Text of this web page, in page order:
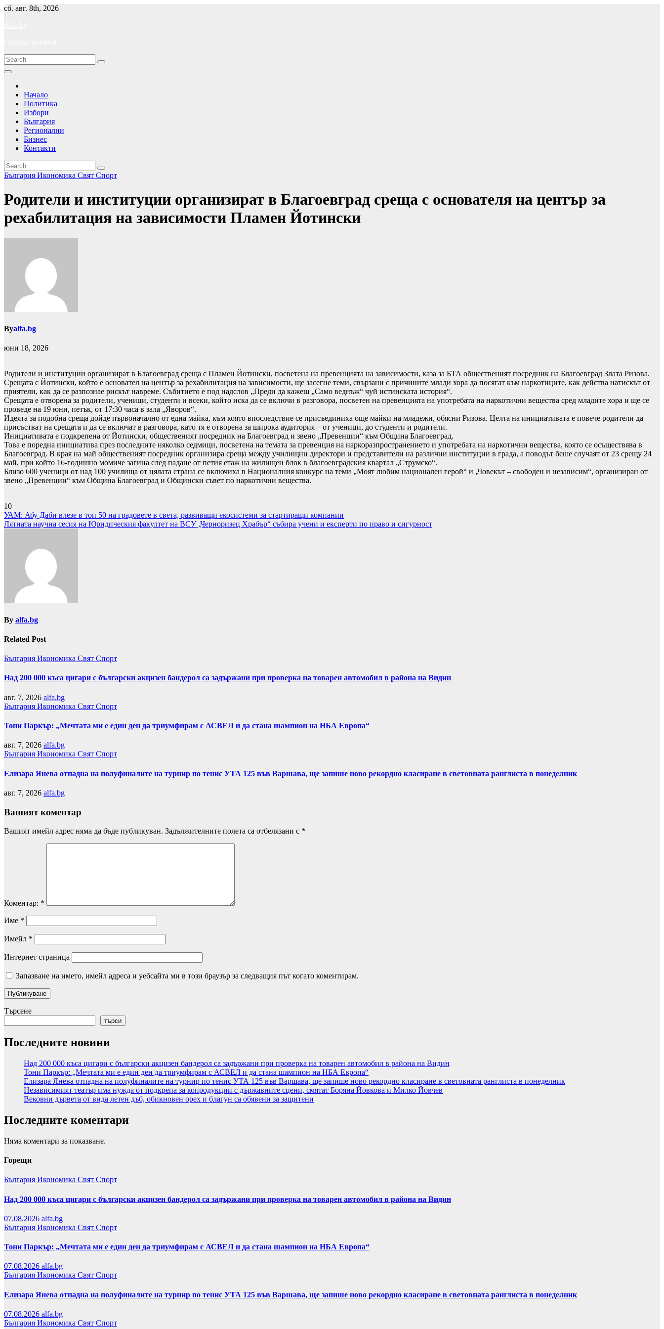
Skip
сб. авг. 8th, 2026
Начало
Политика
Избори
България
Регионални
Бизнес
Контакти
България Икономика Свят Спорт
Родители и институции организират в Благоевград среща с основателя на център за
рехабилитация на зависимости Пламен Йотински
Byalfa.bg
юни 18, 2026
Родители и институции организират в Благоевград среща с Пламен Йотински, посветена на превенцията на зависимости, каза за БТА общественият посредник на Благоевград Злата Ризова.
Срещата с Йотински, който е основател на център за рехабилитация на зависимости, ще засегне теми, свързани с причините млади хора да посягат към наркотиците, как действа натискът от
приятели, как да се разпознае рискът навреме. Събитието е под надслов „Преди да кажеш „Само веднъж“ чуй истинската история“.
Срещата е отворена за родители, ученици, студенти и всеки, който иска да се включи в разговора, посветен на превенцията на употребата на наркотични вещества сред младите хора и ще се
проведе на 19 юни, петък, от 17:30 часа в зала „Яворов“.
Идеята за подобна среща дойде първоначално от една майка, към която впоследствие се присъединиха още майки на младежи, обясни Ризова. Целта на инициативата е повече родители да
присъстват на срещата и да се включат в разговора, като тя е отворена за широка аудитория – от ученици, до студенти и родители.
Инициативата е подкрепена от Йотински, общественият посредник на Благоевград и звено „Превенции“ към Община Благоевград.
Това е поредна инициатива през последните няколко седмици, посветена на темата за превенция на наркоразпространението и употребата на наркотични вещества, която се осъществява в
Благоевград. В края на май общественият посредник организира среща между училищни директори и представители на различни институции в града, а поводът беше случаят от 23 срещу 24
май, при който 16-годишно момиче загина след падане от петия етаж на жилищен блок в благоевградския квартал „Струмско“.
Близо 600 ученици от над 100 училища от цялата страна се включиха в Националния конкурс на теми „Моят любим национален герой“ и „Човекът – свободен и независим“, организиран от
звено „Превенции“ към Община Благоевград и Общински съвет по наркотични вещества.
10
Навигация
УАМ: Абу Даби влезе в топ 50 на градовете в света, развиващи екосистеми за стартиращи компании
Лятната научна сесия на Юридическия факултет на ВСУ „Черноризец Храбър“ събира учени и експерти по право и сигурност
By alfa.bg
Related Post
България Икономика Свят Спорт
Над 200 000 къса цигари с български акцизен бандерол са задържани при проверка на товарен автомобил в района на Видин
авг. 7, 2026 alfa.bg
България Икономика Свят Спорт
Тони Паркър: „Мечтата ми е един ден да триумфирам с АСВЕЛ и да стана шампион на НБА Европа“
авг. 7, 2026 alfa.bg
България Икономика Свят Спорт
Елизара Янева отпадна на полуфиналите на турнир по тенис УТА 125 във Варшава, ще запише ново рекордно класиране в световната ранглиста в понеделник
авг. 7, 2026 alfa.bg
Вашият коментар
Вашият имейл адрес няма да бъде публикуван. Задължителните полета са отбелязани с *
Коментар: *
Име *
Имейл *
Интернет страница
Запазване на името, имейл адреса и уебсайта ми в този браузър за следващия път когато коментирам.
Търсене
търси
Последните новини
Над 200 000 къса цигари с български акцизен бандерол са задържани при проверка на товарен автомобил в района на Видин
Тони Паркър: „Мечтата ми е един ден да триумфирам с АСВЕЛ и да стана шампион на НБА Европа“
Елизара Янева отпадна на полуфиналите на турнир по тенис УТА 125 във Варшава, ще запише ново рекордно класиране в световната ранглиста в понеделник
Независимият театър има нужда от подкрепа за копродукции с държавните сцени, смятат Боряна Йовкова и Милко Йовчев
Вековни дървета от вида летен дъб, обикновен орех и благун са обявени за защитени
Последните коментари
Няма коментари за показване.
Горещи
България Икономика Свят Спорт
Над 200 000 къса цигари с български акцизен бандерол са задържани при проверка на товарен автомобил в района на Видин
07.08.2026 alfa.bg
България Икономика Свят Спорт
Тони Паркър: „Мечтата ми е един ден да триумфирам с АСВЕЛ и да стана шампион на НБА Европа“
07.08.2026 alfa.bg
България Икономика Свят Спорт
Елизара Янева отпадна на полуфиналите на турнир по тенис УТА 125 във Варшава, ще запише ново рекордно класиране в световната ранглиста в понеделник
07.08.2026 alfa.bg
България Икономика Свят Спорт